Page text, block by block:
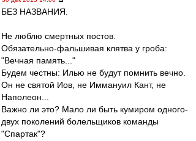
БЕЗ НАЗВАНИЯ.
Не люблю смертных постов.
Обязательно-фальшивая клятва у гроба:
"Вечная память..."
Будем честны: Илью не будут помнить вечно.
Он не святой Иов, не Иммануил Кант, не
Наполеон...
Важно ли это? Мало ли быть кумиром одного-
двух поколений болельщиков команды
"Спартак"?